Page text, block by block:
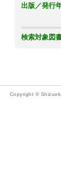
出版／発行
検索対象図
Copyright ©